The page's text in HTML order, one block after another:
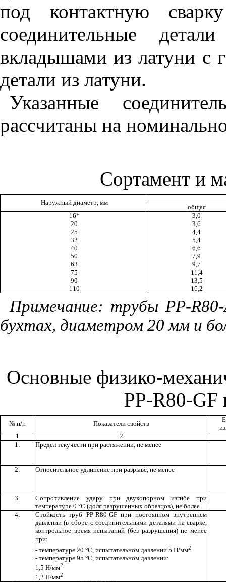
под контактную
соединительные
вкладышами из латуни с
детали из латуни.
Указанные
рассчитаны на
Сортамент и
Наружный диаметр, мм
общая
16*
3,0
20
3,6
25
4,4
32
5,4
40
6,6
50
7,9
63
9,7
75
11,4
90
13,5
110
16,2
Примечание: трубы PP-R80-
бухтах, диаметром 20 мм и
Основные физико-
PP-R80-GF
№ п/п Показатели свойств
1
2
1.
Предел текучести при растяжении, не менее
2. Относительное удлинение при разрыве, не менее
3.
Сопротивление удару при двухопорном изгибе при
температуре 0 °С (доля разрушенных образцов), не более
4.
Стойкость труб РР-R80-GFпри постоянном внутреннем
давлении (в сборе с соединительными деталями на сварке,
контрольное время испытаний (без разрушения) не менее
при:
- температуре 20 °С, испытательном давлении 5 Н/мм2
- температуре 95 °С, испытательном давлении:
1,5 Н/мм2
1,2 Н/мм2